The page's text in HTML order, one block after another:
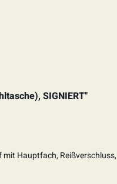
SIGNIERT"
Hauptfach,